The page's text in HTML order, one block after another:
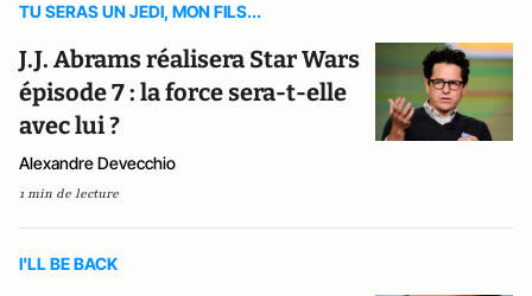
TU SERAS UN JEDI, MON FILS...
J.J. Abrams réalisera Star Wars
épisode 7 : la force sera-t-elle
avec lui ?
Alexandre Devecchio
1 min de lecture
I'LL BE BACK